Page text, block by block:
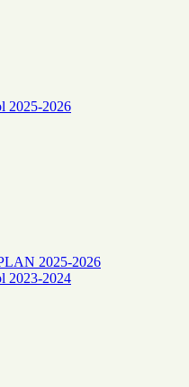
2025-2026
2025-2026
2023-2024